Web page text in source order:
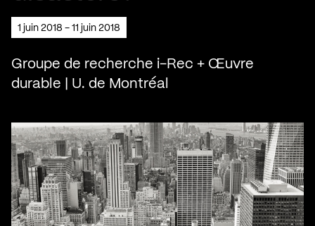
1 juin 2018 - 11 juin 2018
Groupe de recherche i-Rec + Œuvre
durable | U. de Montréal